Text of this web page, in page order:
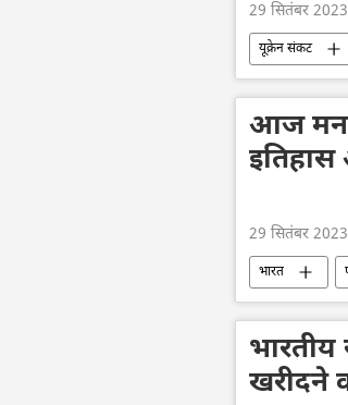
29 सितंबर
यूक्रेन संकट
विशेष सैन्य
आज
29 सितंबर
भारत
ऑफबीट
भारतीय
खरीदने